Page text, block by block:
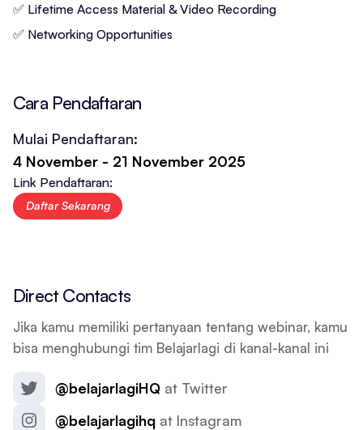
✅ Lifetime Access Material & Video Recording
✅ Networking Opportunities
Cara Pendaftaran
Mulai Pendaftaran:
4 November - 21 November 2025
Link Pendaftaran:
Daftar Sekarang
Direct Contacts
Jika kamu memiliki pertanyaan tentang webinar, kamu
bisa menghubungi tim Belajarlagi di kanal-kanal ini
@belajarlagiHQ at Twitter
@belajarlagihq at Instagram